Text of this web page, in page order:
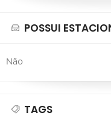
POSSUI
Não
TAGS